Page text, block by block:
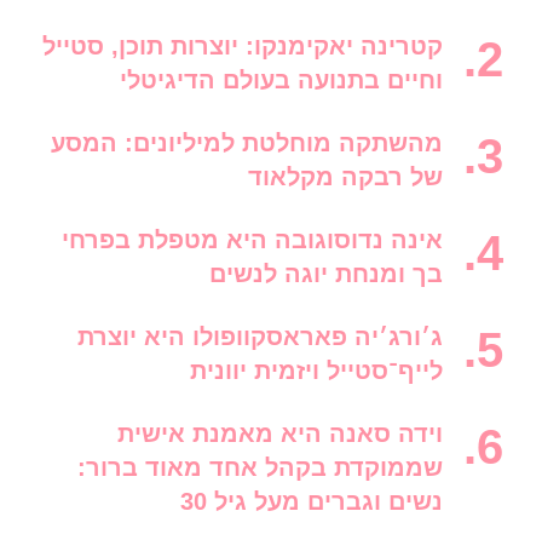
קטרינה יאקימנקו: יוצרות תוכן, סטייל
וחיים בתנועה בעולם הדיגיטלי
מהשתקה מוחלטת למיליונים: המסע
של רבקה מקלאוד
אינה נדוסוגובה היא מטפלת בפרחי
בך ומנחת יוגה לנשים
ג׳ורג׳יה פאראסקוופולו היא יוצרת
לייף־סטייל ויזמית יוונית
וידה סאנה היא מאמנת אישית
שממוקדת בקהל אחד מאוד ברור:
נשים וגברים מעל גיל 30